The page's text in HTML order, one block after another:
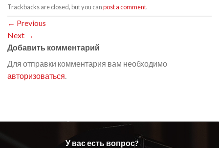
Trackbacks are closed, but you canpost a comment.
← Previous
Next →
Добавить комментарий
Для отправки комментария вам необходимо
авторизоваться.
У вас есть вопрос?